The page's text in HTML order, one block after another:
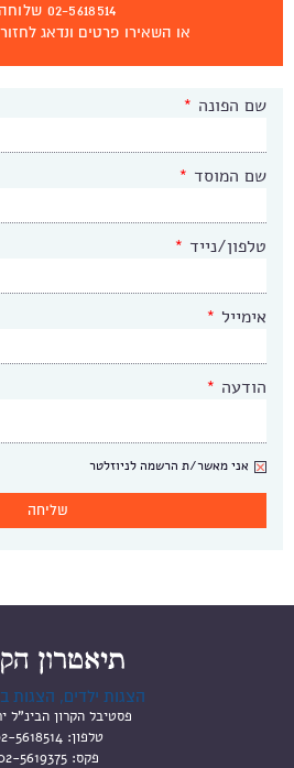
02-5618514 שלוחה 111
או השאירו פרטים ונדאג
שם הפונה *
שם המוסד *
טלפון/נייד *
אימייל *
הודעה *
ניוזלטר
אני מאשר/ת הרשמה לניוזלטר
הצגות ילדים, הצגות
פסטיבל הקרון הבינ"ל
טלפון: 02-5618514
פקס: 02-5619375